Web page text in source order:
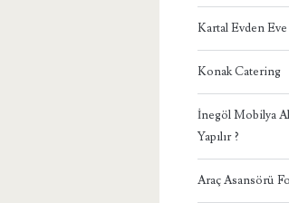
Kartal Evden
Konak Catering
İnegöl Mobilya
Yapılır ?
Araç Asansörü